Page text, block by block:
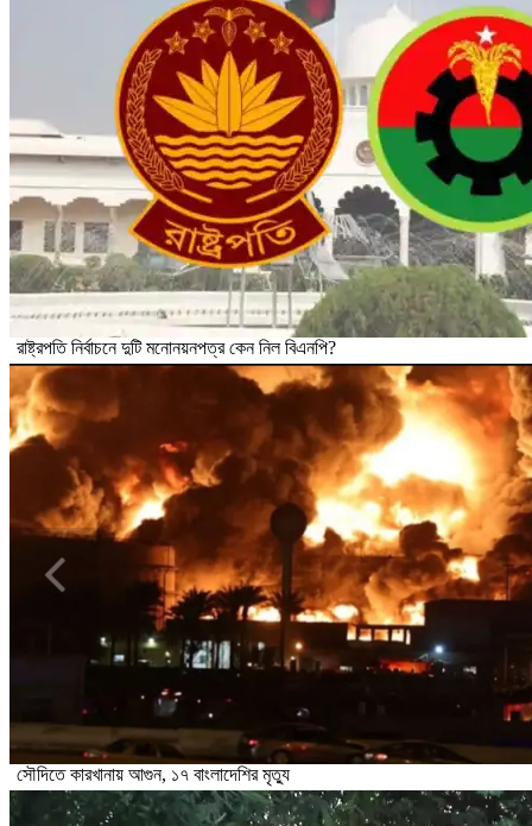
রাষ্ট্রপতি নির্বাচনে দুটি মনোনয়নপত্র কেন নিল বিএনপি?
সৌদিতে কারখানায় আগুন, ১৭ বাংলাদেশির মৃত্যু